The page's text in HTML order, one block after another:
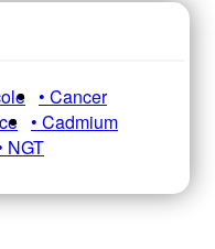
• Cancer
• Cadmium
NGT